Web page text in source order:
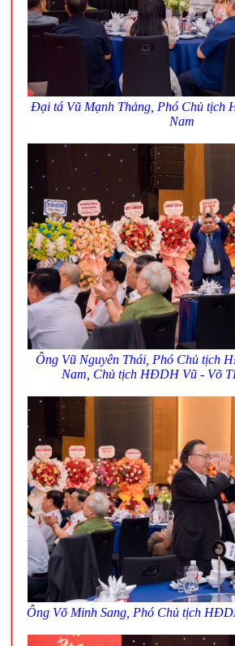
Đại tá Vũ Mạnh Thảng, Phó Chủ tịch
Nam
Ông Vũ Nguyên Thái, Phó Chủ tịch
Nam, Chủ tịch HĐDH Vũ - Võ
Ông Võ Minh Sang, Phó Chủ tịch